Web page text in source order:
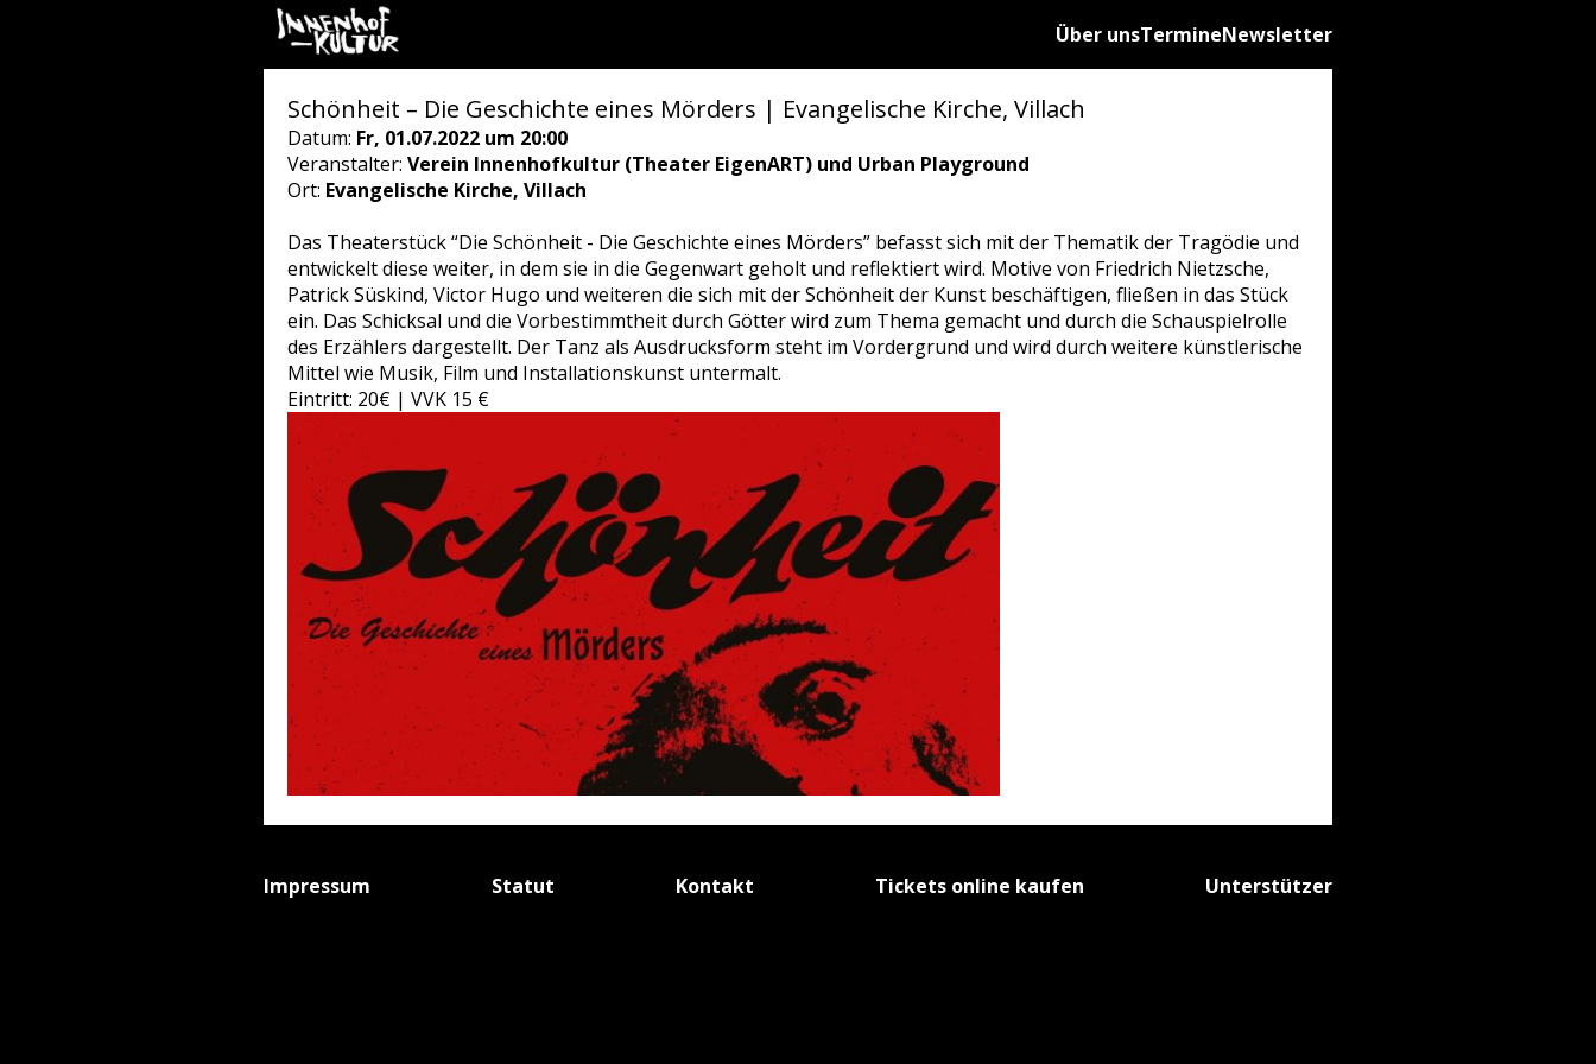
Über unsTermineNewsletter
Schönheit – Die Geschichte eines Mörders | Evangelische Kirche, Villach
Datum: Fr, 01.07.2022 um 20:00
Veranstalter: Verein Innenhofkultur (Theater EigenART) und Urban Playground
Ort: Evangelische Kirche, Villach
Das Theaterstück “Die Schönheit - Die Geschichte eines Mörders” befasst sich mit der Thematik der Tragödie und
entwickelt diese weiter, in dem sie in die Gegenwart geholt und reflektiert wird. Motive von Friedrich Nietzsche,
Patrick Süskind, Victor Hugo und weiteren die sich mit der Schönheit der Kunst beschäftigen, fließen in das Stück
ein. Das Schicksal und die Vorbestimmtheit durch Götter wird zum Thema gemacht und durch die Schauspielrolle
des Erzählers dargestellt. Der Tanz als Ausdrucksform steht im Vordergrund und wird durch weitere künstlerische
Mittel wie Musik, Film und Installationskunst untermalt.
Eintritt: 20€ | VVK 15 €
Impressum Statut Kontakt Tickets online kaufen Unterstützer